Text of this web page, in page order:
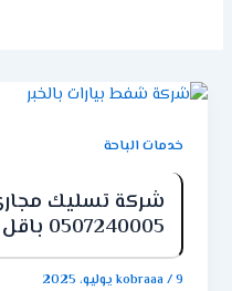
خدمات الباحة
شركة تسليك
0507240005 باقل تكلفة
kobraaa/9 يوليو، 2025